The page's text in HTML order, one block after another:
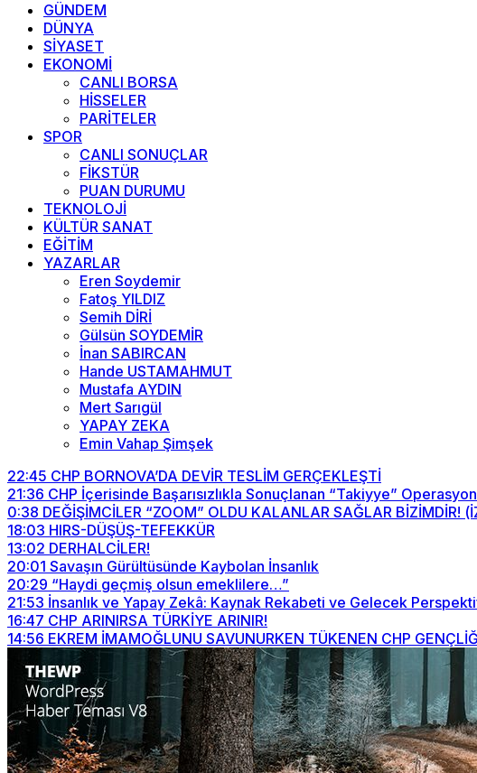
GÜNDEM
DÜNYA
SİYASET
EKONOMİ
CANLI BORSA
HİSSELER
PARİTELER
SPOR
CANLI SONUÇLAR
FİKSTÜR
PUAN DURUMU
TEKNOLOJİ
KÜLTÜR SANAT
EĞİTİM
YAZARLAR
Eren Soydemir
Fatoş YILDIZ
Semih DİRİ
Gülsün SOYDEMİR
İnan SABIRCAN
Hande USTAMAHMUT
Mustafa AYDIN
Mert Sarıgül
YAPAY ZEKA
Emin Vahap Şimşek
22:45 CHP BORNOVA’DA DEVİR TESLİM GERÇEKLEŞTİ
21:36 CHP İçerisinde Başarısızlıkla Sonuçlanan “Takiyye”
0:38 DEĞİŞİMCİLER “ZOOM” OLDU KALANLAR SAĞLAR BİZİMDİR!
18:03 HIRS-DÜŞÜŞ-TEFEKKÜR
13:02 DERHALCİLER!
20:01 Savaşın Gürültüsünde Kaybolan İnsanlık
20:29 “Haydi geçmiş olsun emeklilere…”
21:53 İnsanlık ve Yapay Zekâ: Kaynak Rekabeti ve Gelecek
16:47 CHP ARINIRSA TÜRKİYE ARINIR!
14:56 EKREM İMAMOĞLUNU SAVUNURKEN TÜKENEN CHP